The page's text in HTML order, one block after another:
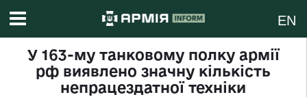
EN
У 163-му танковому полку армії
рф виявлено значну кількість
непрацездатної техніки